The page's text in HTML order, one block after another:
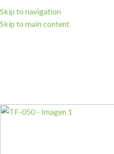
Skip to navigation
Skip to main content